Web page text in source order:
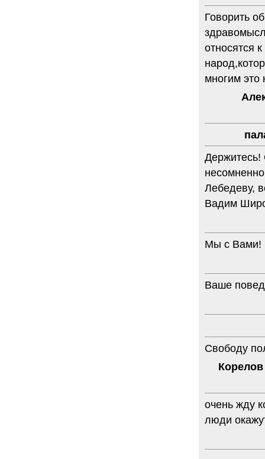
Говорить
относятся
многим это
Держитесь!
Лебедеву,
Вадим
Мы с Вами!
Ваше
Свободу
очень жду
люди